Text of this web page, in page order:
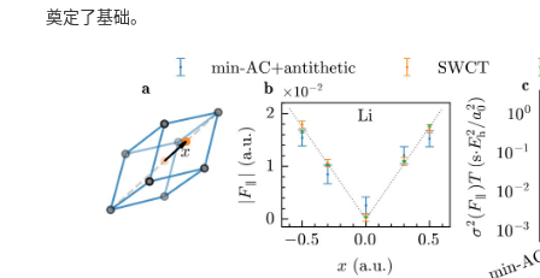
奠定了基础。